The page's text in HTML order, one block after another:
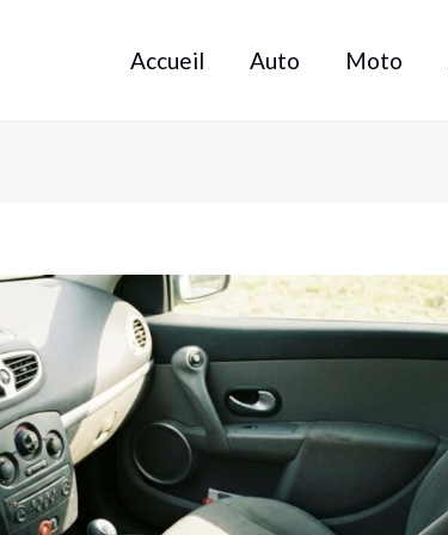
Accueil Auto Moto